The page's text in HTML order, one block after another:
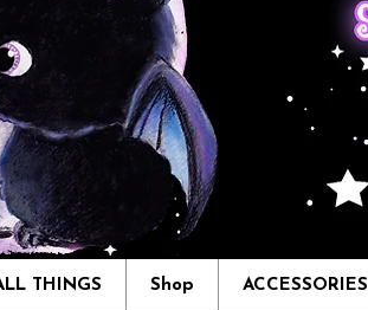
THINGS Shop ACCESSORIES